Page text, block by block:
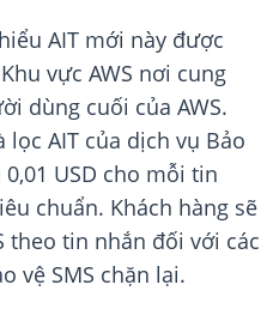
AIT mới này được
vực AWS nơi cung
dùng cuối của AWS.
AIT của dịch vụ Bảo
USD cho mỗi tin
chuẩn. Khách hàng sẽ
theo tin nhắn đối với các
vệ SMS chặn lại.